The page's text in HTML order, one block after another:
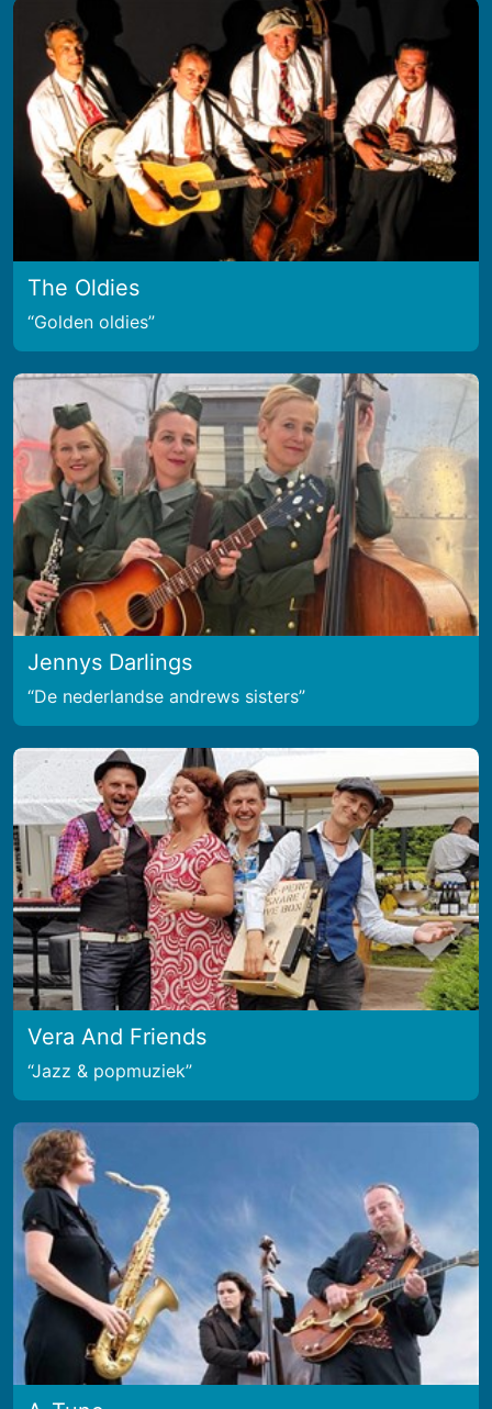
The Oldies
Golden oldies
Jennys Darlings
De nederlandse andrews sisters
Vera And Friends
Jazz & popmuziek